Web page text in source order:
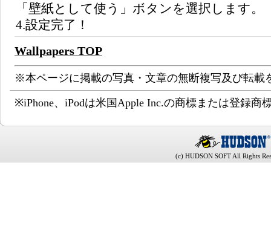
「壁紙として使う」ボタンを選択します。
4.設定完了！
Wallpapers TOP
※本ページに掲載の写真・文章の無断複写及び転載
※iPhone、iPodは米国Apple Inc.の商標または登録商
(c) HUDSON SOFT All Rights